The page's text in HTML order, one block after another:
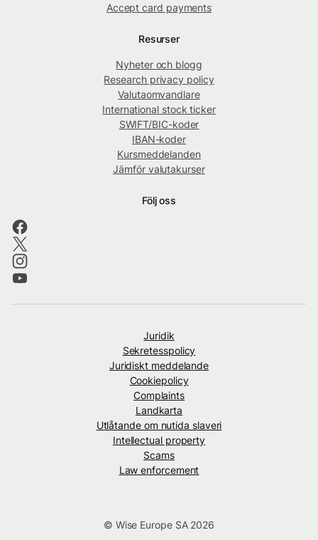
Accept card payments
Resurser
Nyheter och blogg
Research privacy policy
Valutaomvandlare
International stock ticker
SWIFT/BIC-koder
IBAN-koder
Kursmeddelanden
Jämför valutakurser
Följ oss
Juridik
Sekretesspolicy
Juridiskt meddelande
Cookiepolicy
Complaints
Landkarta
Utlåtande om nutida slaveri
Intellectual property
Scams
Law enforcement
© Wise Europe SA 2026